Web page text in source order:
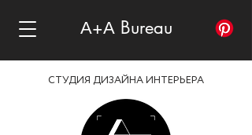
А+А Bureau
СТУДИЯ ДИЗАЙНА ИНТЕРЬЕРА